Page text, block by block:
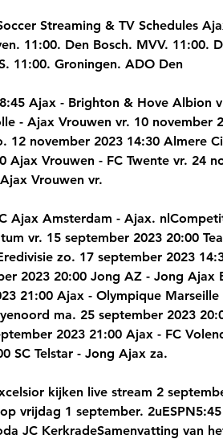
Streaming & TV Schedules
11:00. Den Bosch. MVV. 11:00.
11:00. Groningen. ADO Den
Ajax - Brighton & Hove Albion
- Ajax Vrouwen vr. 10 november
12 november 2023 14:30 Almere
Ajax Vrouwen - FC Twente vr. 24
Vrouwen vr.
Ajax Amsterdam - Ajax.
vr. 15 september 2023 20:00
zo. 17 september 2023
2023 20:00 Jong AZ - Jong Ajax
21:00 Ajax - Olympique
ma. 25 september 2023
2023 21:00 Ajax - FC
SC Telstar - Jong Ajax za.
kijken live stream 2
vrijdag 1 september.
JC KerkradeSamenvatting van